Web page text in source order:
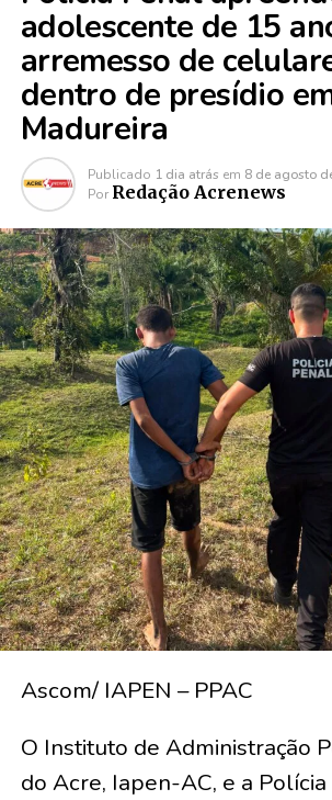
adolescente de 15
arremesso de
dentro de presídio
Madureira
Publicado 1 dia atrás em 8 de agosto
Por Redação Acrenews
Ascom/ IAPEN – PPAC
O Instituto de Administração
do Acre, Iapen-AC, e a